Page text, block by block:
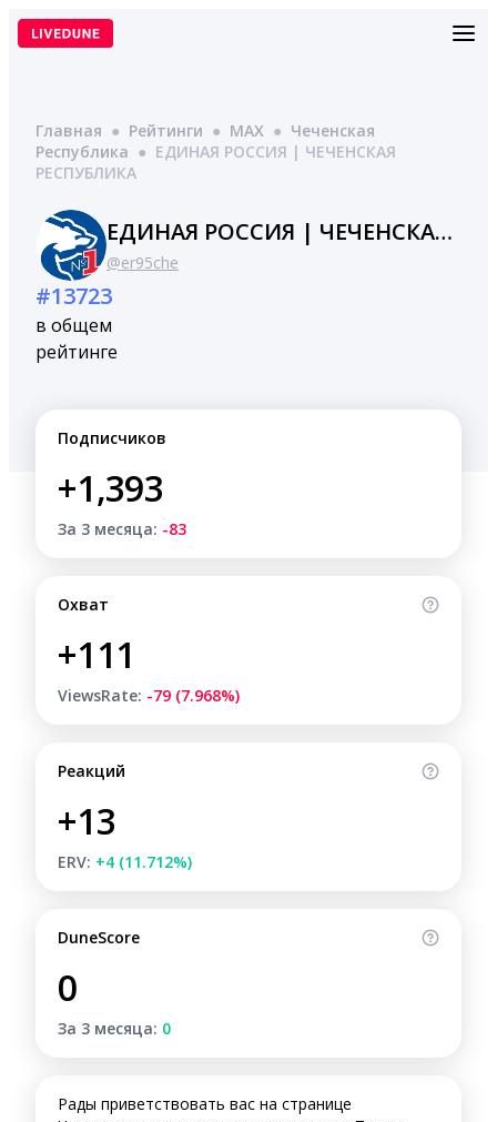
Перейти
Главная ● Рейтинги ● MAX ● Чеченская
Республика ● ЕДИНАЯ РОССИЯ | ЧЕЧЕНСКАЯ
РЕСПУБЛИКА
ЕДИНАЯ РОССИЯ | ЧЕЧЕНСКАЯ РЕСПУБЛИКА
@er95che
#13723
в общем
рейтинге
Подписчиков
+1,393
За 3 месяца: -83
Охват
+111
ViewsRate: -79 (7.968%)
Реакций
+13
ERV: +4 (11.712%)
DuneScore
0
За 3 месяца: 0
Рады приветствовать вас на странице